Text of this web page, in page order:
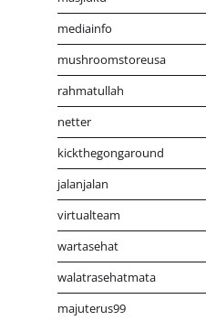
mediainfo
mushroomstoreusa
rahmatullah
netter
kickthegongaround
jalanjalan
virtualteam
wartasehat
walatrasehatmata
majuterus99